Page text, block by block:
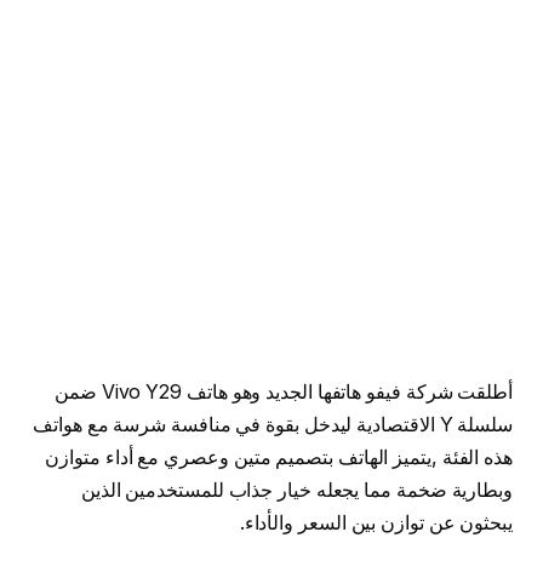
أطلقت شركة فيفو هاتفها الجديد وهو هاتف Vivo Y29 ضمن
سلسلة Y الاقتصادية ليدخل بقوة في منافسة شرسة مع هواتف
هذه الفئة ,يتميز الهاتف بتصميم متين وعصري مع أداء متوازن
وبطارية ضخمة مما يجعله خيار جذاب للمستخدمين الذين
يبحثون عن توازن بين السعر والأداء.